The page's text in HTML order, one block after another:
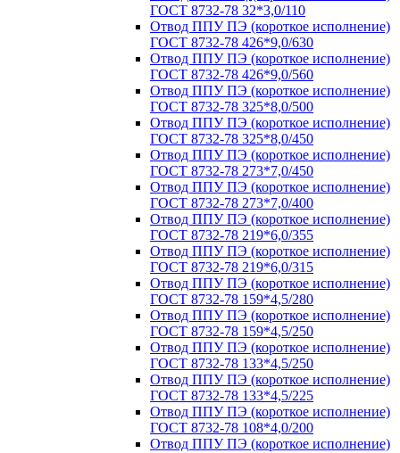
ГОСТ 8732-78 32*3,0/110
Отвод ППУ ПЭ (короткое исполнение)
ГОСТ 8732-78 426*9,0/630
Отвод ППУ ПЭ (короткое исполнение)
ГОСТ 8732-78 426*9,0/560
Отвод ППУ ПЭ (короткое исполнение)
ГОСТ 8732-78 325*8,0/500
Отвод ППУ ПЭ (короткое исполнение)
ГОСТ 8732-78 325*8,0/450
Отвод ППУ ПЭ (короткое исполнение)
ГОСТ 8732-78 273*7,0/450
Отвод ППУ ПЭ (короткое исполнение)
ГОСТ 8732-78 273*7,0/400
Отвод ППУ ПЭ (короткое исполнение)
ГОСТ 8732-78 219*6,0/355
Отвод ППУ ПЭ (короткое исполнение)
ГОСТ 8732-78 219*6,0/315
Отвод ППУ ПЭ (короткое исполнение)
ГОСТ 8732-78 159*4,5/280
Отвод ППУ ПЭ (короткое исполнение)
ГОСТ 8732-78 159*4,5/250
Отвод ППУ ПЭ (короткое исполнение)
ГОСТ 8732-78 133*4,5/250
Отвод ППУ ПЭ (короткое исполнение)
ГОСТ 8732-78 133*4,5/225
Отвод ППУ ПЭ (короткое исполнение)
ГОСТ 8732-78 108*4,0/200
Отвод ППУ ПЭ (короткое исполнение)